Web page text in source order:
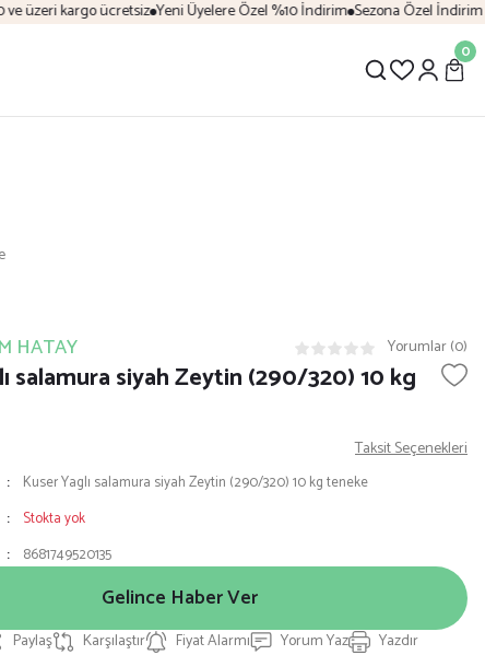
üzeri kargo ücretsiz Yeni Üyelere Özel %10 İndirim Sezona Özel İndirim
0
HATAY Yorumlar (0)
salamura siyah Zeytin (290/320) 10 kg
Taksit Seçenekleri
Kuser Yaglı salamura siyah Zeytin (290/320) 10 kg teneke
Stokta yok
8681749520135
Gelince Haber Ver
Paylaş Karşılaştır Fiyat Alarmı Yorum Yaz Yazdır